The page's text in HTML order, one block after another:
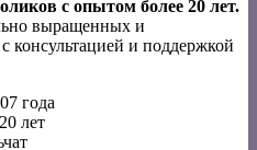
с опытом более 20 лет.
выращенных и
консультацией и поддержкой
года
лет